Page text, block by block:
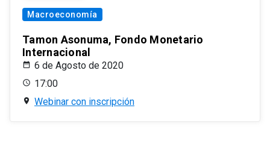
Macroeconomía
Tamon Asonuma, Fondo Monetario
Internacional
6 de Agosto de 2020
17:00
Webinar con inscripción